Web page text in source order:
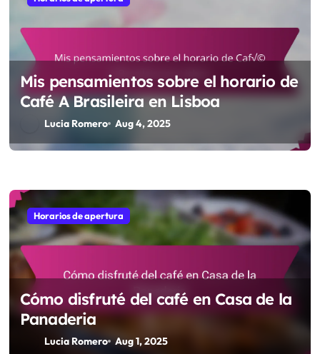
Mis pensamientos sobre el horario de
Café A Brasileira en Lisboa
Lucia Romero Aug 4, 2025
Horarios de apertura
Cómo disfruté del café en Casa de la
Panaderia
Lucia Romero Aug 1, 2025